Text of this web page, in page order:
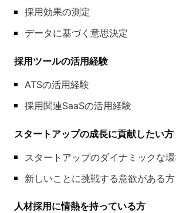
採用効果の測定
データに基づく意思決定
採用ツールの活用経験
ATSの活用経験
採用関連SaaSの活用経験
スタートアップの成長に貢献したい方
スタートアップのダイナミックな
新しいことに挑戦する意欲がある方
人材採用に情熱を持っている方